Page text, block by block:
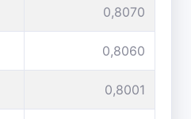
0,8070
0,8060
0,8001